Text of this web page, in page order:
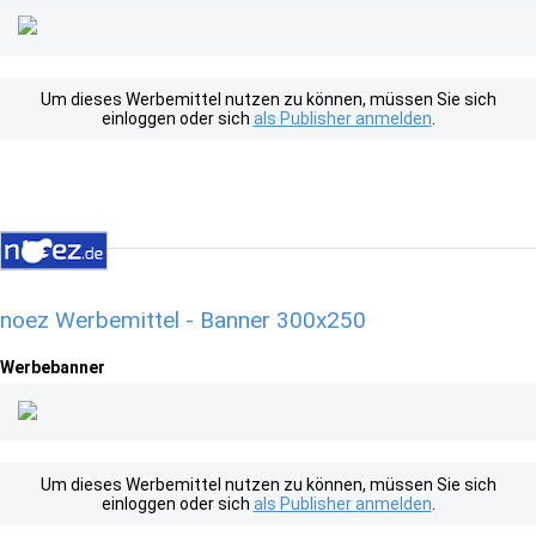
Um dieses Werbemittel nutzen zu können, müssen Sie sich
einloggen oder sich als Publisher anmelden
noez Werbemittel - Banner 300x250
Werbebanner
Um dieses Werbemittel nutzen zu können, müssen Sie sich
einloggen oder sich als Publisher anmelden